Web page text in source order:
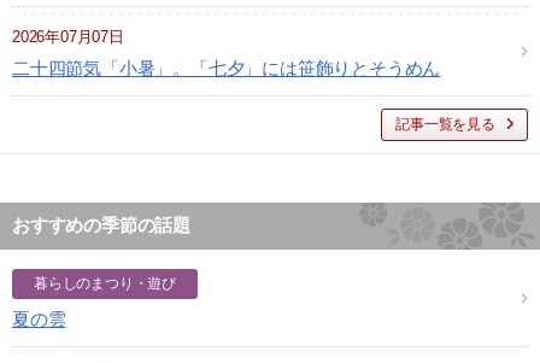
2026年07月07日
二十四節気「小暑」。「七夕」には笹飾りとそうめん
記事一覧を見る
おすすめの季節の話題
暮らしのまつり・遊び
夏の雲